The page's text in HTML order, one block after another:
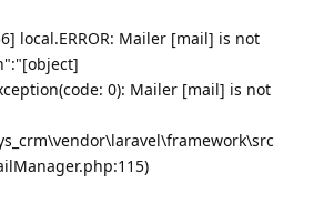
local.ERROR: Mailer [mail] is not
0): Mailer [mail] is not